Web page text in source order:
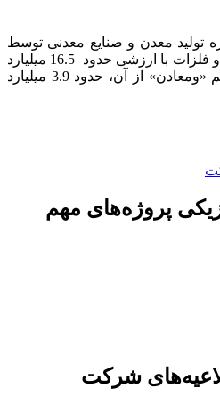
زنجیره تولید معدن و صنایع معدنی توسط
گروه شرکتهای توسعه معادن و فلزات با ارزشی حدود 16.5 میلیارد
یورو در حال اجراست که سهم «ومعادن» از آن، حدود 3.9 میلیارد
پروژه‌های مهم
شرکت